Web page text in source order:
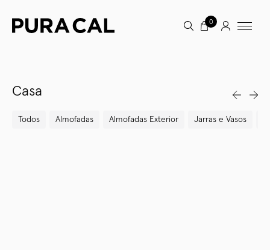
0
Casa
Todos Almofadas Almofadas Exterior Jarras e Vasos